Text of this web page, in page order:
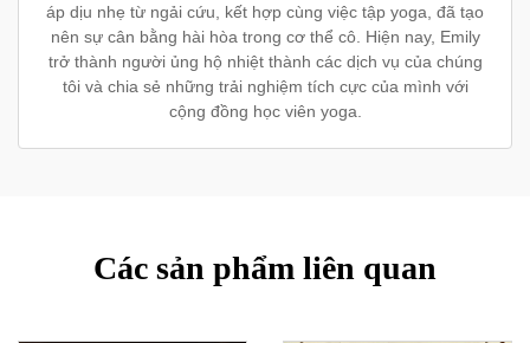
áp dịu nhẹ từ ngải cứu, kết hợp cùng việc tập yoga, đã tạo
nên sự cân bằng hài hòa trong cơ thể cô. Hiện nay, Emily
trở thành người ủng hộ nhiệt thành các dịch vụ của chúng
tôi và chia sẻ những trải nghiệm tích cực của mình với
cộng đồng học viên yoga.
Các sản phẩm liên quan